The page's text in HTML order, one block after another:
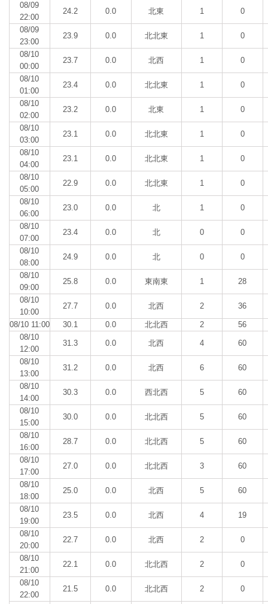
08/09
22:00
24.2 0.0 北東 1 0
08/09
23:00
23.9 0.0 北北東 1 0
08/10
00:00
23.7 0.0 北西 1 0
08/10
01:00
23.4 0.0 北北東 1 0
08/10
02:00
23.2 0.0 北東 1 0
08/10
03:00
23.1 0.0 北北東 1 0
08/10
04:00
23.1 0.0 北北東 1 0
08/10
05:00
22.9 0.0 北北東 1 0
08/10
06:00
23.0 0.0 北 1 0
08/10
07:00
23.4 0.0 北 0 0
08/10
08:00
24.9 0.0 北 0 0
08/10
09:00
25.8 0.0 東南東 1 28
08/10
10:00
27.7 0.0 北西 2 36
08/10 11:00 30.1 0.0 北北西 2
56
08/10
12:00
31.3 0.0 北西 4 60
08/10
13:00
31.2 0.0 北西 6 60
08/10
14:00
30.3 0.0 西北西 5 60
08/10
15:00
30.0 0.0 北北西 5 60
08/10
16:00
28.7 0.0 北北西 5 60
08/10
17:00
27.0 0.0 北北西 3 60
08/10
18:00
25.0 0.0 北西 5 60
08/10
19:00
23.5 0.0 北西 4 19
08/10
20:00
22.7 0.0 北西 2 0
08/10
21:00
22.1 0.0 北北西 2 0
08/10
22:00
21.5 0.0 北北西 2 0